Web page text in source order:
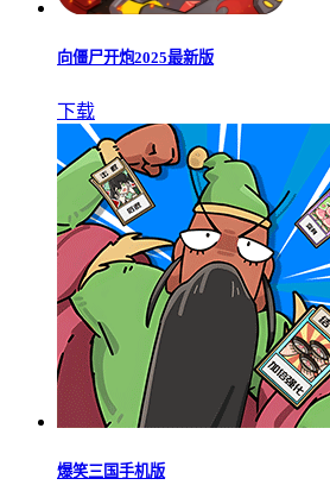
向僵尸开炮2025最新版
下载
爆笑三国手机版